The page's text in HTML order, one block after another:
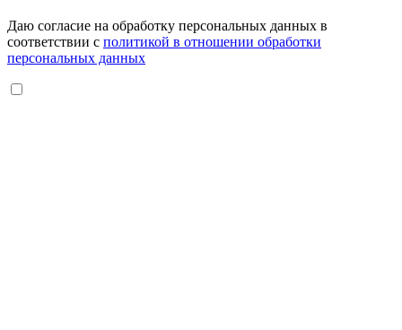
Даю согласие на обработку персональных данных в
соответствии с политикой в отношении обработки
персональных данных